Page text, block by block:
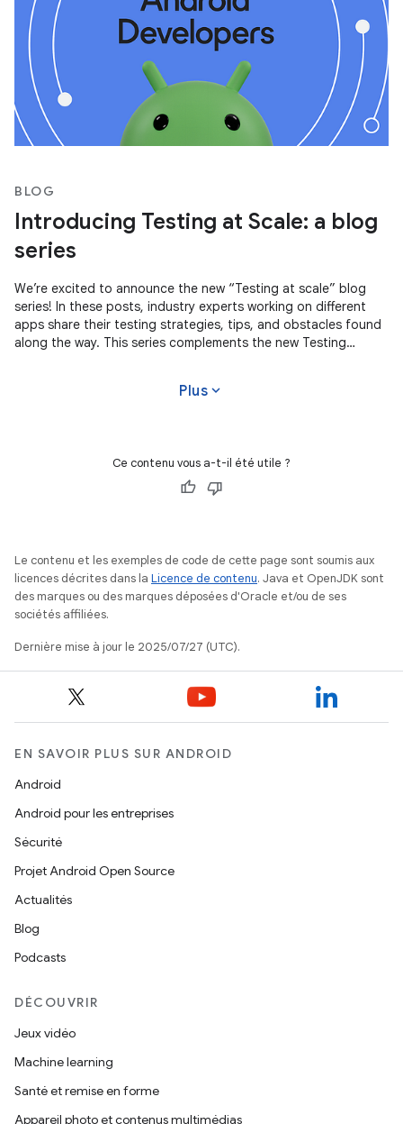
BLOG
Introducing Testing at Scale: a blog
series
We’re excited to announce the new “Testing at scale” blog
series! In these posts, industry experts working on different
apps share their testing strategies, tips, and obstacles found
along the way. This series complements the new Testing
Plus expand_more
Ce contenu vous a-t-il été utile ?
Le contenu et les exemples de code de cette page sont soumis aux
licences décrites dans la Licence de contenu. Java et OpenJDK sont
des marques ou des marques déposées d'Oracle et/ou de ses
sociétés affiliées.
Dernière mise à jour le 2025/07/27 (UTC).
EN SAVOIR PLUS SUR ANDROID
Android
Android pour les entreprises
Sécurité
Projet Android Open Source
Actualités
Blog
Podcasts
DÉCOUVRIR
Jeux vidéo
Machine learning
Santé et remise en forme
Appareil photo et contenus multimédias